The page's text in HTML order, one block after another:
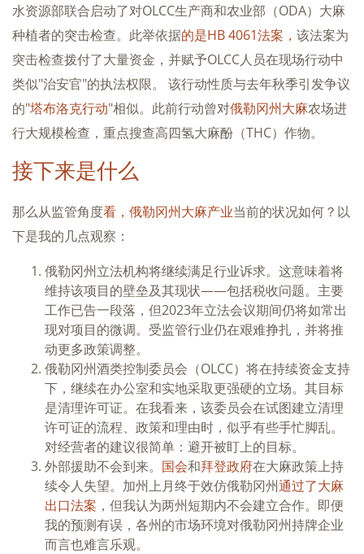
水资源部联合启动了对OLCC生产商和农业部（ODA）大麻
种植者的突击检查。此举依据的是HB 4061法案， 该法案为
突击检查拨付了大量资金，并赋予OLCC人员在现场行动中
类似"治安官"的执法权限。 该行动性质与去年秋季引发争议
的"塔布洛克行动"相似。此前行动曾对俄勒冈州大麻农场进
行大规模检查，重点搜查高四氢大麻酚（THC）作物。
接下来是什么
那么从监管角度看，俄勒冈州大麻产业当前的状况如何？以
下是我的几点观察：
俄勒冈州立法机构将继续满足行业诉求。这意味着将
维持该项目的壁垒及其现状——包括税收问题。主要
工作已告一段落，但2023年立法会议期间仍将如常出
现对项目的微调。受监管行业仍在艰难挣扎，并将推
动更多政策调整。
俄勒冈州酒类控制委员会（OLCC）将在持续资金支持
下，继续在办公室和实地采取更强硬的立场。其目标
是清理许可证。在我看来，该委员会在试图建立清理
许可证的流程、政策和理由时，似乎有些手忙脚乱。
对经营者的建议很简单：避开被盯上的目标。
外部援助不会到来。 国会和拜登政府在大麻政策上持
续令人失望。加州上月终于效仿俄勒冈州通过了大麻
出口法案 ，但我认为两州短期内不会建立合作。即便
我的预测有误，各州的市场环境对俄勒冈州持牌企业
而言也难言乐观。